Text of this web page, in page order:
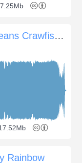
7.25Mb
Unicorn Heads - A New Orleans Crawfish Boil
Rainbow